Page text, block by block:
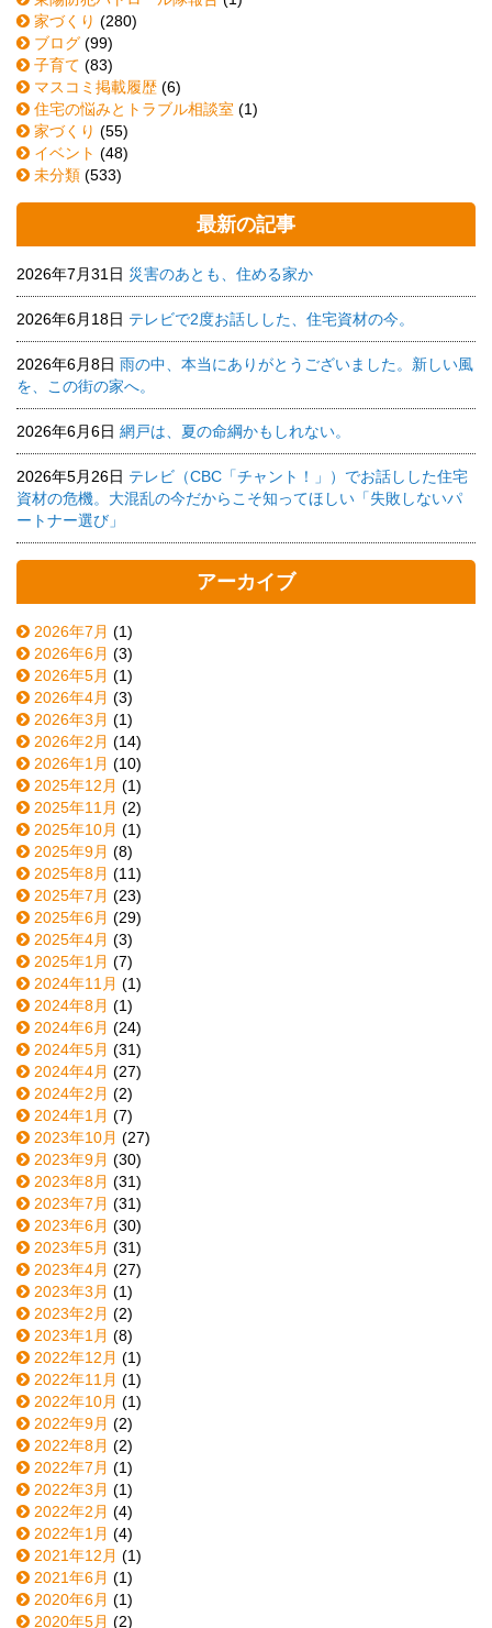
家づくり (280)
ブログ (99)
子育て (83)
マスコミ掲載履歴 (6)
住宅の悩みとトラブル相談室 (1)
家づくり (55)
イベント (48)
未分類 (533)
最新の記事
2026年7月31日 災害のあとも、住める家か
2026年6月18日 テレビで2度お話しした、住宅資材の今。
2026年6月8日 雨の中、本当にありがとうございました。新しい風
を、この街の家へ。
2026年6月6日 網戸は、夏の命綱かもしれない。
2026年5月26日 テレビ（CBC「チャント！」）でお話しした住宅
資材の危機。大混乱の今だからこそ知ってほしい「失敗しないパ
ートナー選び」
アーカイブ
2026年7月 (1)
2026年6月 (3)
2026年5月 (1)
2026年4月 (3)
2026年3月 (1)
2026年2月 (14)
2026年1月 (10)
2025年12月 (1)
2025年11月 (2)
2025年10月 (1)
2025年9月 (8)
2025年8月 (11)
2025年7月 (23)
2025年6月 (29)
2025年4月 (3)
2025年1月 (7)
2024年11月 (1)
2024年8月 (1)
2024年6月 (24)
2024年5月 (31)
2024年4月 (27)
2024年2月 (2)
2024年1月 (7)
2023年10月 (27)
2023年9月 (30)
2023年8月 (31)
2023年7月 (31)
2023年6月 (30)
2023年5月 (31)
2023年4月 (27)
2023年3月 (1)
2023年2月 (2)
2023年1月 (8)
2022年12月 (1)
2022年11月 (1)
2022年10月 (1)
2022年9月 (2)
2022年8月 (2)
2022年7月 (1)
2022年3月 (1)
2022年2月 (4)
2022年1月 (4)
2021年12月 (1)
2021年6月 (1)
2020年6月 (1)
2020年5月 (2)